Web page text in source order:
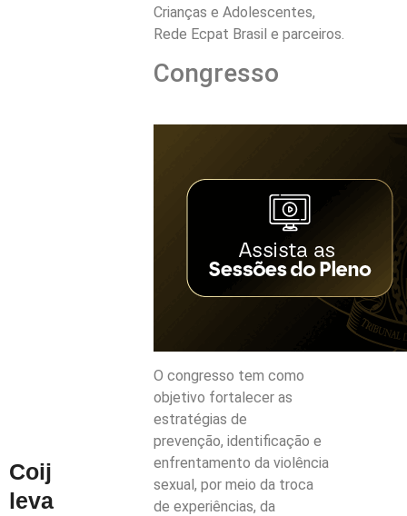
Coij
leva
Crianças e Adolescentes,
Rede Ecpat Brasil e parceiros.
Congresso
O congresso tem como
objetivo fortalecer as
estratégias de
prevenção, identificação e
enfrentamento da violência
sexual, por meio da troca
de experiências, da